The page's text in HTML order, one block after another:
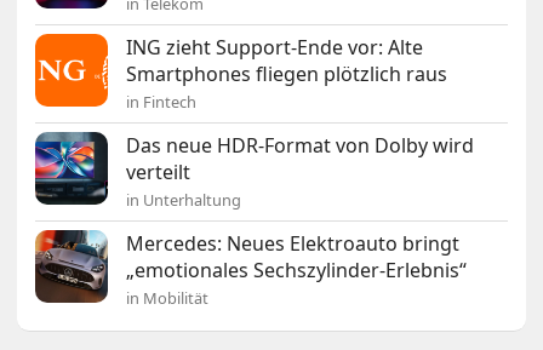
ING zieht Support-Ende vor: Alte
Smartphones fliegen plötzlich raus
in Fintech
Das neue HDR-Format von Dolby wird
verteilt
in Unterhaltung
Mercedes: Neues Elektroauto bringt
„emotionales Sechszylinder-Erlebnis“
in Mobilität